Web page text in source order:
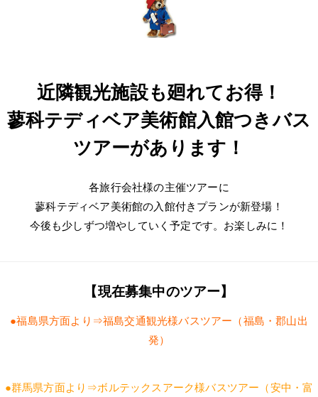
近隣観光施設も廻れてお得！
蓼科テディベア美術館入館つきバス
ツアーがあります！
各旅行会社様の主催ツアーに
蓼科テディベア美術館の入館付きプランが新登場！
今後も少しずつ増やしていく予定です。お楽しみに！
【現在募集中のツアー】
●福島県方面より⇒福島交通観光様バスツアー（福島・郡山出
発）
●群馬県方面より⇒ボルテックスアーク様バスツアー（安中・富